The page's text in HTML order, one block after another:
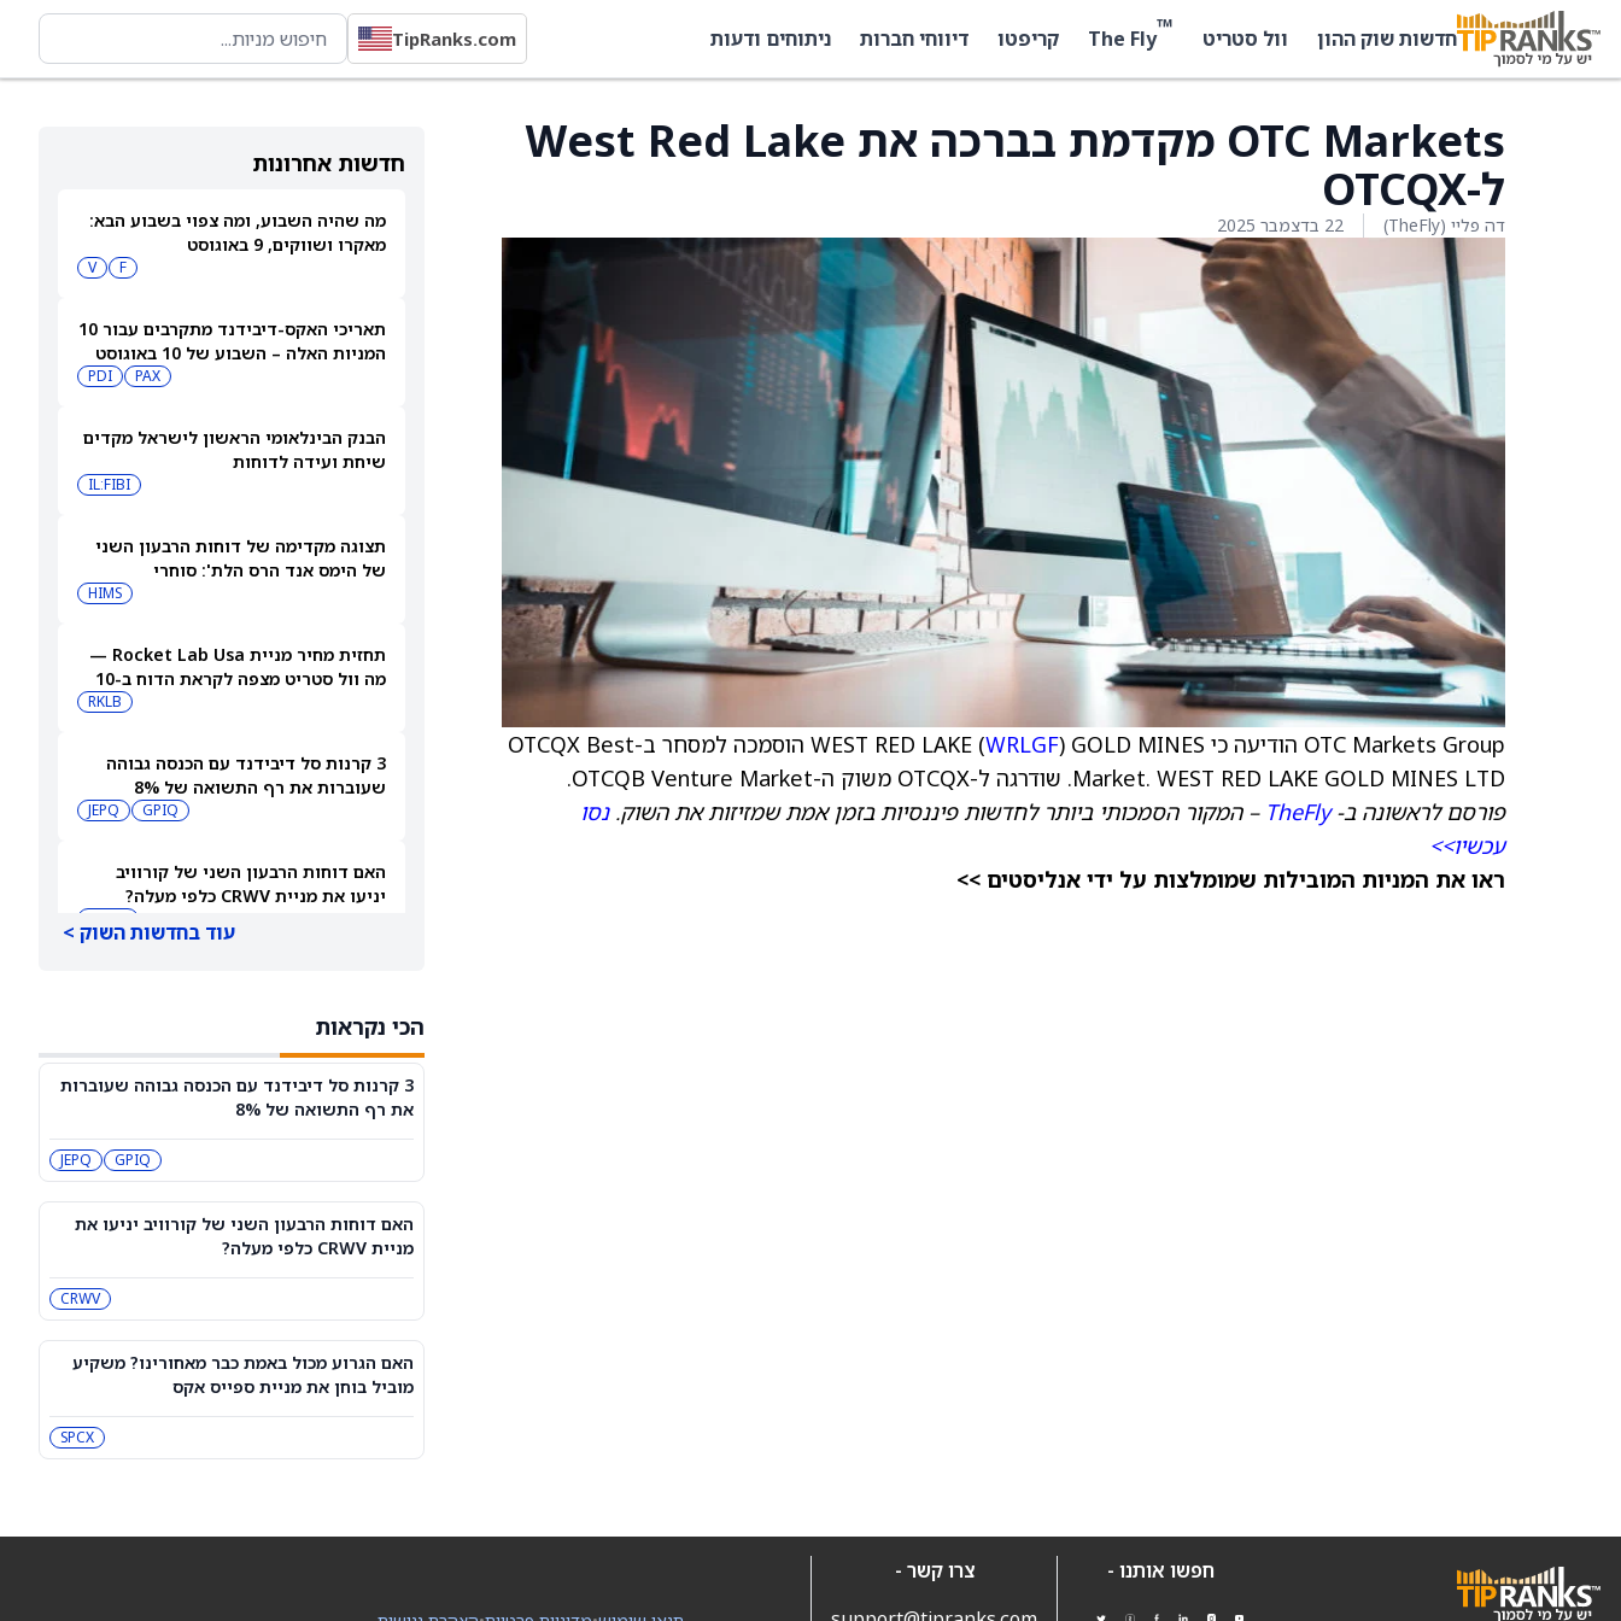
חדשות שוק ההון וול סטריט ™
The Fly קריפטו דיווחי חברות ניתוחים ודעות TipRanks.com
חדשות אחרונות
מה שהיה השבוע, ומה צפוי בשבוע הבא:
מאקרו ושווקים, 9 באוגוסט
F
V
תאריכי האקס-דיבידנד מתקרבים עבור 10
המניות האלה – השבוע של 10 באוגוסט
PAX
PDI
הבנק הבינלאומי הראשון לישראל מקדים
שיחת ועידה לדוחות
IL:FIBI
תצוגה מקדימה של דוחות הרבעון השני
של הימס אנד הרס הלת': סוחרי
האופציות נערכים לתנועה של 14.5%HIMS
תחזית מחיר מניית Rocket Lab Usa —
מה וול סטריט מצפה לקראת הדוח ב-10
RKLB
3 קרנות סל דיבידנד עם הכנסה גבוהה
שעוברות את רף התשואה של 8%
GPIQ
JEPQ
האם דוחות הרבעון השני של קורוויב
יניעו את מניית CRWV כלפי מעלה?
מיקרון או SK hynix: מניית שבבי AI אחת
היא מציאה, והשנייה יקרה מדי
MU
SKHY
"משחקת באש": משקיע מזהיר לגבי
מניית אנבידיה
שורטיסטים על ספייס אקס חוטפים מכה
עסקת קורסור של ספייס אקס בשווי 60
מיליארד דולר עשויה להיסגר כבר בשבוע
הבא… אבל המותג Cursor עלול להיעלם
SPCX
PC:CURSO
עוד בחדשות השוק >
הכי נקראות
3 קרנות סל דיבידנד עם הכנסה גבוהה שעוברות
את רף התשואה של 8%
GPIQ
JEPQ
האם דוחות הרבעון השני של קורוויב יניעו את
מניית CRWV כלפי מעלה?
CRWV
האם הגרוע מכול באמת כבר מאחורינו? משקיע
מוביל בוחן את מניית ספייס אקס
SPCX
OTC Markets מקדמת בברכה את West Red Lake
ל-OTCQX
דה פליי (TheFly) 22 בדצמבר 2025
OTC Markets Group הודיעה כי WEST RED LAKE ( WRLGF
) GOLD MINES הוסמכה למסחר ב-OTCQX Best
Market. WEST RED LAKE GOLD MINES LTD. שודרגה ל-OTCQX משוק ה-OTCQB Venture Market.
פורסם לראשונה ב-TheFly – המקור הסמכותי ביותר לחדשות פיננסיות בזמן אמת שמזיזות את השוק.נסו
עכשיו>>
ראו את המניות המובילות שמומלצות על ידי אנליסטים >>
חפשו אותנו -
צרו קשר -